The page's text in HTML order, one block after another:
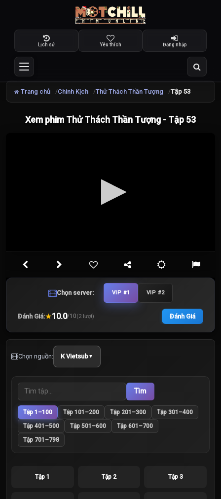
Lịch sử Yêu thích Đăng nhập
Trang chủ Chính Kịch Thử Thách Thần Tượng Tập 53
Xem phim Thử Thách Thần Tượng - Tập 53
Chọn server: VIP #1 VIP #2
Đánh Giá:★10.0/10(2 lượt) Đánh Giá
Chọn nguồn: K Vietsub▼
Tìm
Tập 1–100 Tập 101–200 Tập 201–300
Tập 301–400
Tập 401–500
Tập 501–600
Tập 601–700
Tập 701–798
Tập 1 Tập 2 Tập 3